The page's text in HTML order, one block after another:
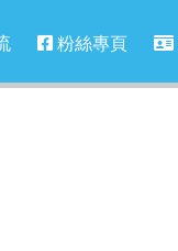
粉絲專頁